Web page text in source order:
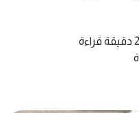
2 دقيقة قراءة